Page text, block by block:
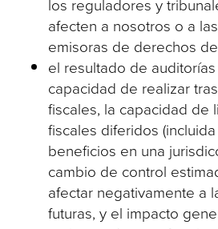
los reguladores y
afecten a nosotros o a
emisoras de derechos
el resultado de
capacidad de realizar
fiscales, la capacidad de
fiscales diferidos
beneficios en una
cambio de control
afectar negativamente a
futuras, y el impacto